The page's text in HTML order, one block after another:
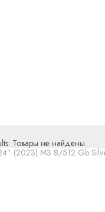
Товары не найдены.
(2023) M3 8/512 Gb